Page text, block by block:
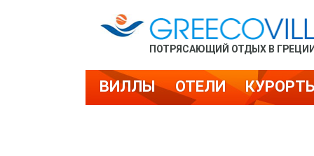
ПОТРЯСАЮЩИЙ ОТДЫХ В
ВИЛЛЫ ОТЕЛИ